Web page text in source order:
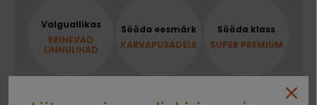
Valguallikas
ERINEVAD
LINNULIHAD
Sööda eesmärk
KARVAPUSADELE
Sööda klass
SUPER PREMIUM